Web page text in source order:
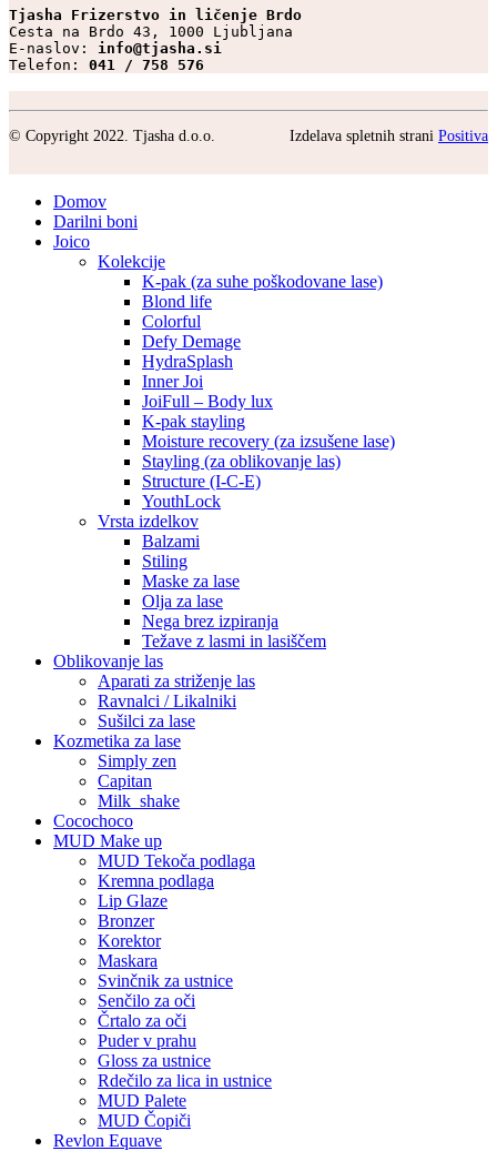
Tjasha Frizerstvo in ličenje Brdo
Cesta na Brdo 43, 1000 Ljubljana
E-naslov: info@tjasha.si
Telefon: 041 / 758 576
© Copyright 2022. Tjasha d.o.o. Izdelava spletnih strani Positiva
Domov
Darilni boni
Joico
Kolekcije
K-pak (za suhe poškodovane lase)
Blond life
Colorful
Defy Demage
HydraSplash
Inner Joi
JoiFull – Body lux
K-pak stayling
Moisture recovery (za izsušene lase)
Stayling (za oblikovanje las)
Structure (I-C-E)
YouthLock
Vrsta izdelkov
Balzami
Stiling
Maske za lase
Olja za lase
Nega brez izpiranja
Težave z lasmi in lasiščem
Oblikovanje las
Aparati za striženje las
Ravnalci / Likalniki
Sušilci za lase
Kozmetika za lase
Simply zen
Capitan
Milk_shake
Cocochoco
MUD Make up
MUD Tekoča podlaga
Kremna podlaga
Lip Glaze
Bronzer
Korektor
Maskara
Svinčnik za ustnice
Senčilo za oči
Črtalo za oči
Puder v prahu
Gloss za ustnice
Rdečilo za lica in ustnice
MUD Palete
MUD Čopiči
Revlon Equave